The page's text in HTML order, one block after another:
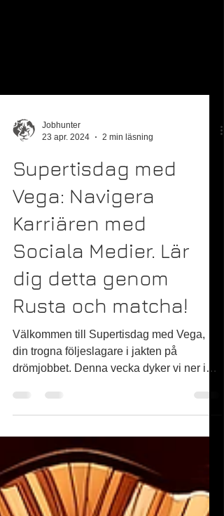
Jobhunter
23 apr. 2024
2 min läsning
Supertisdag med
Vega: Navigera
Karriären med
Sociala Medier. Lär
dig detta genom
Rusta och matcha!
Välkommen till Supertisdag med Vega,
din trogna följeslagare i jakten på